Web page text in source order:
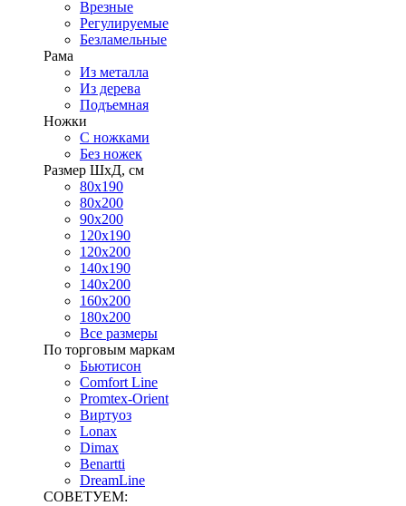
Врезные
Регулируемые
Безламельные
Рама
Из металла
Из дерева
Подъемная
Ножки
С ножками
Без ножек
Размер ШхД, см
80х190
80х200
90х200
120х190
120х200
140х190
140х200
160х200
180х200
Все размеры
По торговым маркам
Бьютисон
Comfort Line
Promtex-Orient
Виртуоз
Lonax
Dimax
Benartti
DreamLine
СОВЕТУЕМ: